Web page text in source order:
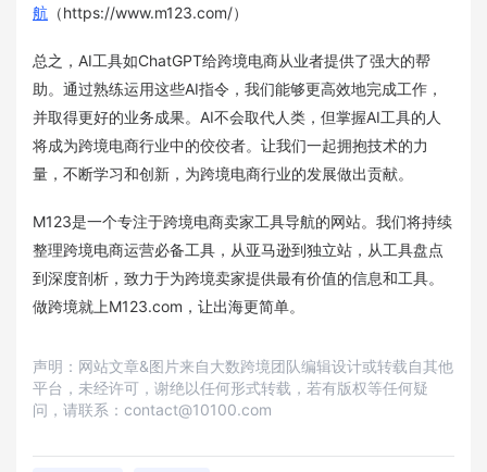
航 （https://www.m123.com/）
总之，AI工具如ChatGPT给跨境电商从业者提供了强大的帮
助。通过熟练运用这些AI指令，我们能够更高效地完成工作，
并取得更好的业务成果。AI不会取代人类，但掌握AI工具的人
将成为跨境电商行业中的佼佼者。让我们一起拥抱技术的力
量，不断学习和创新，为跨境电商行业的发展做出贡献。
M123是一个专注于跨境电商卖家工具导航的网站。我们将持续
整理跨境电商运营必备工具，从亚马逊到独立站，从工具盘点
到深度剖析，致力于为跨境卖家提供最有价值的信息和工具。
做跨境就上M123.com，让出海更简单。
声明：网站文章&图片来自大数跨境团队编辑设计或转载自其他
平台，未经许可，谢绝以任何形式转载，若有版权等任何疑
问，请联系：contact@10100.com